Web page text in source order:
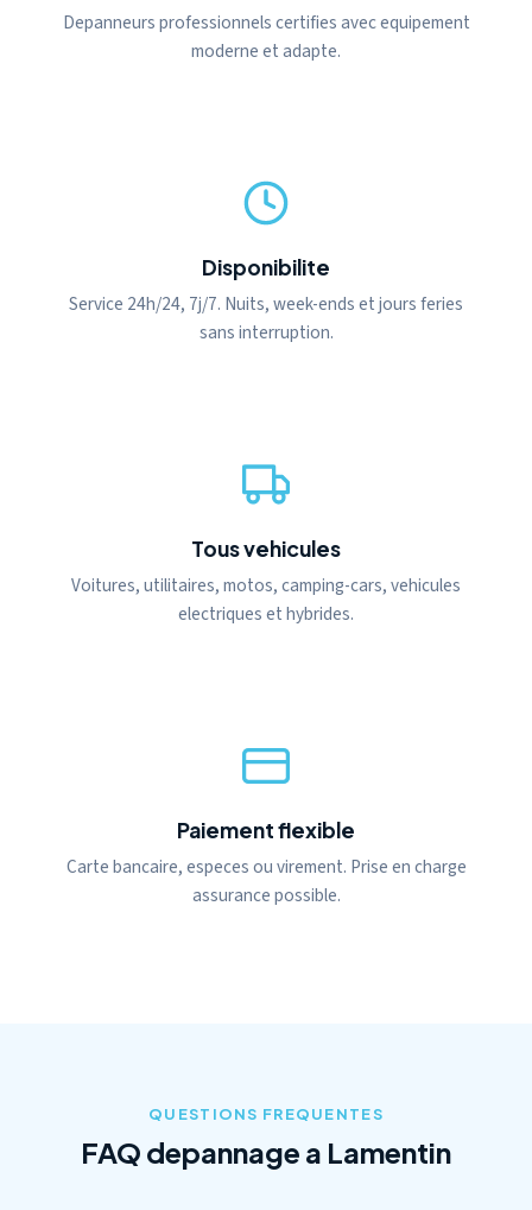
Depanneurs professionnels certifies avec equipement
moderne et adapte.
Disponibilite
Service 24h/24, 7j/7. Nuits, week-ends et jours feries
sans interruption.
Tous vehicules
Voitures, utilitaires, motos, camping-cars, vehicules
electriques et hybrides.
Paiement flexible
Carte bancaire, especes ou virement. Prise en charge
assurance possible.
QUESTIONS FREQUENTES
FAQ depannage a Lamentin